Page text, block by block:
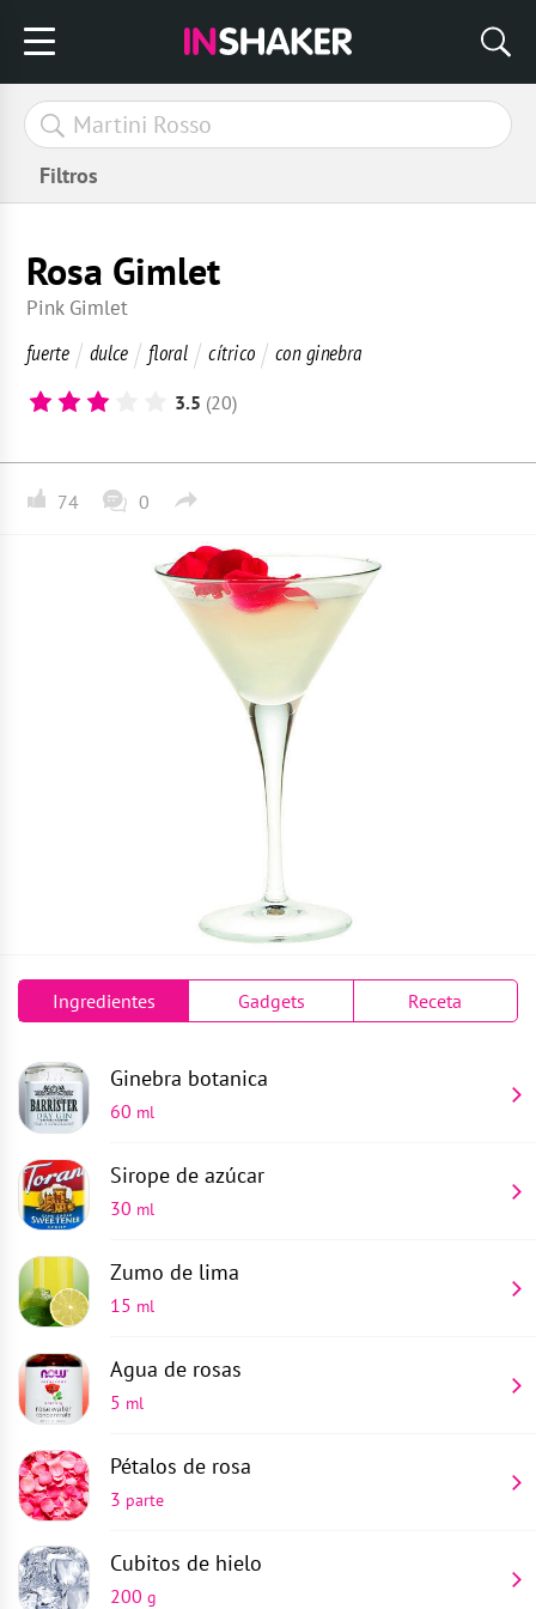
Filtros
Rosa Gimlet
Pink Gimlet
fuerte dulce floral cítrico con ginebra
3.5 (20)
74 0
Ingredientes Gadgets Receta
Ginebra botanica
60 ml
Sirope de azúcar
30 ml
Zumo de lima
15 ml
Agua de rosas
5 ml
Pétalos de rosa
3 parte
Cubitos de hielo
200 g